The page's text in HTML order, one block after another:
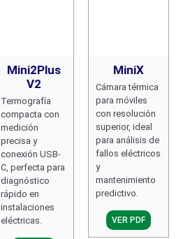
Mini2Plus
V2
Termografía
compacta con
medición
precisa y
conexión USB-
C, perfecta para
diagnóstico
rápido en
instalaciones
eléctricas.
MiniX
Cámara térmica
para móviles
con resolución
superior, ideal
para análisis de
fallos eléctricos
y
mantenimiento
predictivo.
VER PDF